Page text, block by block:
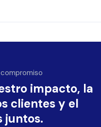
impacto, la
clientes y el
juntos.